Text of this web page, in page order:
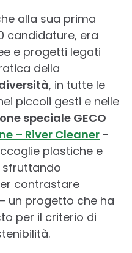
alla sua prima
candidature, era
e progetti legati
della
, in tutte le
piccoli gesti e nelle
speciale GECO
– River Cleaner –
plastiche e
sfruttando
contrastare
un progetto che ha
per il criterio di